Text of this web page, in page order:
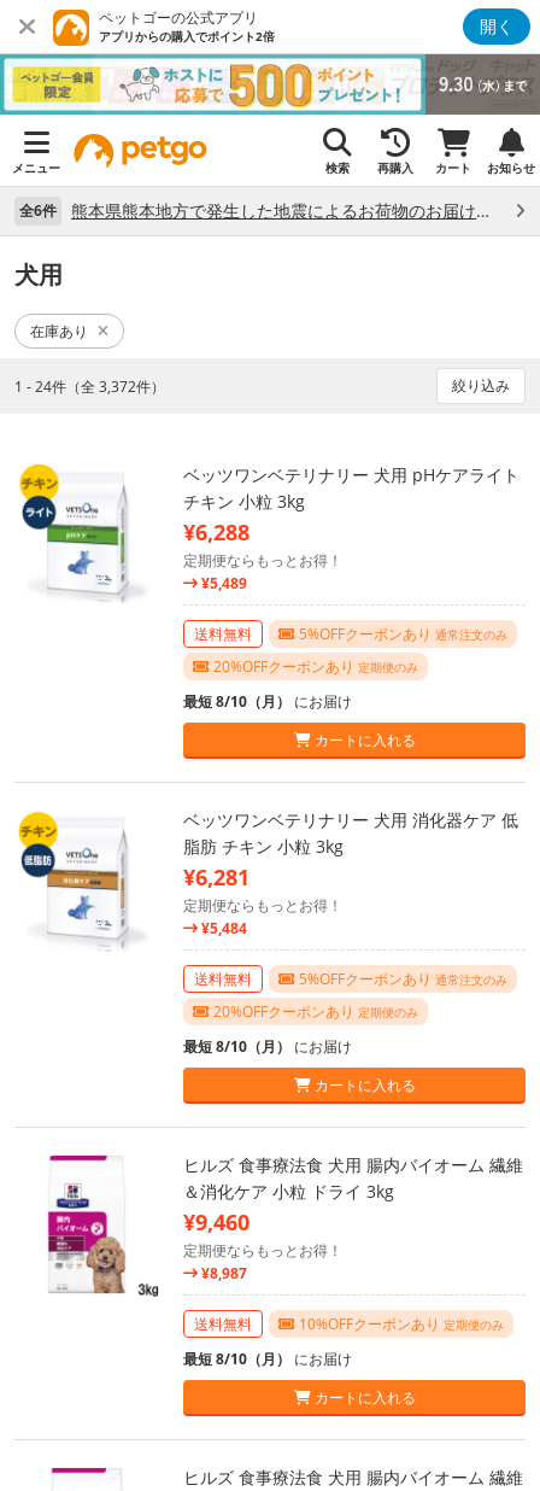
ペットゴーの公式アプリ
アプリからの購入でポイント2倍 開く
メニュー 検索 再購入 カート お知らせ
全6件 熊本県熊本地方で発生した地震によるお荷物のお届け状況について （7/28）
犬用
在庫あり
1 - 24件（全 3,372件） 絞り込み
ベッツワンベテリナリー 犬用 pHケアライト
チキン 小粒 3kg
¥6,288
定期便ならもっとお得！
¥5,489
送料無料 5%OFFクーポンあり 通常注文のみ
20%OFFクーポンあり 定期便のみ
最短 8/10（月） にお届け
カートに入れる
ベッツワンベテリナリー 犬用 消化器ケア 低
脂肪 チキン 小粒 3kg
¥6,281
定期便ならもっとお得！
¥5,484
送料無料 5%OFFクーポンあり 通常注文のみ
20%OFFクーポンあり 定期便のみ
最短 8/10（月） にお届け
カートに入れる
ヒルズ 食事療法食 犬用 腸内バイオーム 繊維
＆消化ケア 小粒 ドライ 3kg
¥9,460
定期便ならもっとお得！
¥8,987
送料無料 10%OFFクーポンあり 定期便のみ
最短 8/10（月） にお届け
カートに入れる
ヒルズ 食事療法食 犬用 腸内バイオーム 繊維